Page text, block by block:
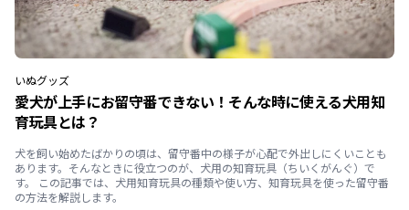
いぬグッズ
愛犬が上手にお留守番できない！そんな時に使える犬用知
育玩具とは？
犬を飼い始めたばかりの頃は、留守番中の様子が心配で外出しにくいことも
あります。そんなときに役立つのが、犬用の知育玩具（ちいくがんぐ）で
す。 この記事では、犬用知育玩具の種類や使い方、知育玩具を使った留守番
の方法を解説します。